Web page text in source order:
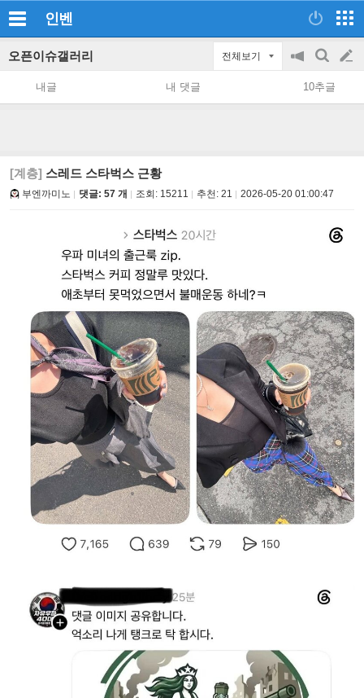
인벤
오픈이슈갤러리 전체보기
공
지
on/off
검
색
글
쓰
내글 내 댓글 10추글
[계층] 스레드 스타벅스 근황
부엔까미노 댓글: 57 개 조회: 15211 추천: 21 2026-05-20 01:00:47